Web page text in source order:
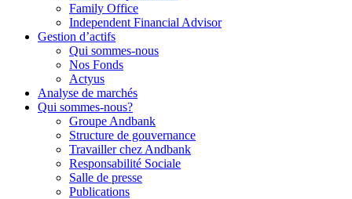
Family Office
Independent Financial Advisor
Gestion d’actifs
Qui sommes-nous
Nos Fonds
Actyus
Analyse de marchés
Qui sommes-nous?
Groupe Andbank
Structure de gouvernance
Travailler chez Andbank
Responsabilité Sociale
Salle de presse
Publications